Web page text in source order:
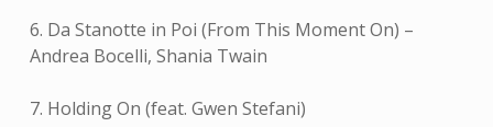
6. Da Stanotte in Poi (From This Moment On) –
Andrea Bocelli, Shania Twain
7. Holding On (feat. Gwen Stefani)